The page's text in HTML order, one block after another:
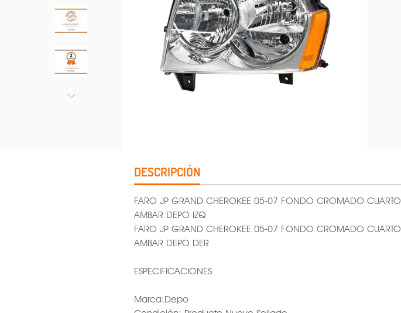
DESCRIPCIÓN
FARO JP GRAND CHEROKEE 05-07 FONDO CROMADO CUARTO
AMBAR DEPO IZQ
FARO JP GRAND CHEROKEE 05-07 FONDO CROMADO CUARTO
AMBAR DEPO DER
ESPECIFICACIONES
Marca:Depo